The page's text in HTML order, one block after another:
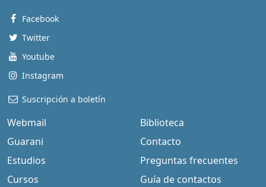
Facebook
Twitter
Youtube
Instagram
Suscripción a boletín
Webmail
Guarani
Estudios
Cursos
Biblioteca
Contacto
Preguntas frecuentes
Guía de contactos